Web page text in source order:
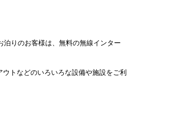
りのお客様は、無料の無線インター
トなどのいろいろな設備や施設をご利